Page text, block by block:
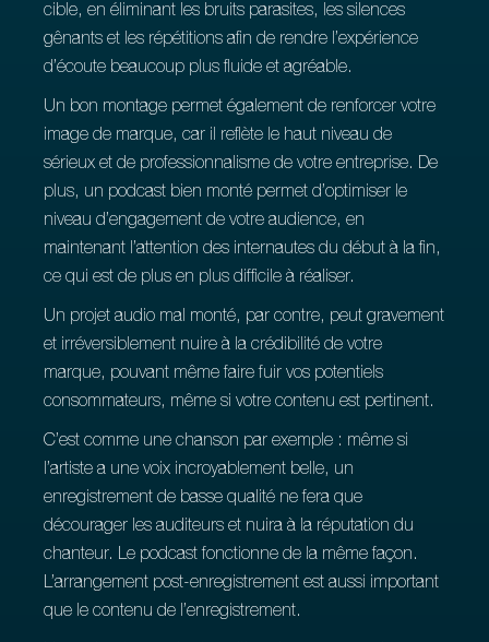
cible, en éliminant les bruits parasites, les silences
gênants et les répétitions afin de rendre l’expérience
d’écoute beaucoup plus fluide et agréable.
Un bon montage permet également de renforcer votre
image de marque, car il reflète le haut niveau de
sérieux et de professionnalisme de votre entreprise. De
plus, un podcast bien monté permet d’optimiser le
niveau d’engagement de votre audience, en
maintenant l’attention des internautes du début à la fin,
ce qui est de plus en plus difficile à réaliser.
Un projet audio mal monté, par contre, peut gravement
et irréversiblement nuire à la crédibilité de votre
marque, pouvant même faire fuir vos potentiels
consommateurs, même si votre contenu est pertinent.
C’est comme une chanson par exemple : même si
l’artiste a une voix incroyablement belle, un
enregistrement de basse qualité ne fera que
décourager les auditeurs et nuira à la réputation du
chanteur. Le podcast fonctionne de la même façon.
L’arrangement post-enregistrement est aussi important
que le contenu de l’enregistrement.